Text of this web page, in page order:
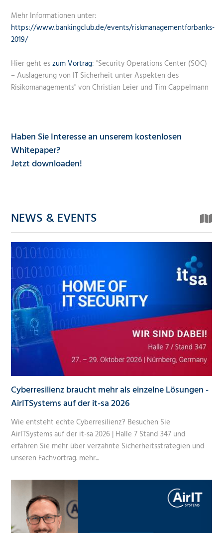
Mehr Informationen unter:
https://www.bankingclub.de/events/riskmanagementforbanks-
2019/
Hier geht eszum Vortrag: "Security Operations Center (SOC)
– Auslagerung von IT Sicherheit unter Aspekten des
Risikomanagements" von Christian Leier und Tim Cappelmann
Haben Sie Interesse an unserem kostenlosen
Whitepaper?
Jetzt downloaden!
NEWS & EVENTS
Cyberresilienz braucht mehr als einzelne Lösungen -
AirITSystems auf der it-sa 2026
Wie entsteht echte Cyberresilienz? Besuchen Sie
AirITSystems auf der it-sa 2026 | Halle 7 Stand 347 und
erfahren Sie mehr über verzahnte Sicherheitsstrategien und
unseren Fachvortrag. mehr...